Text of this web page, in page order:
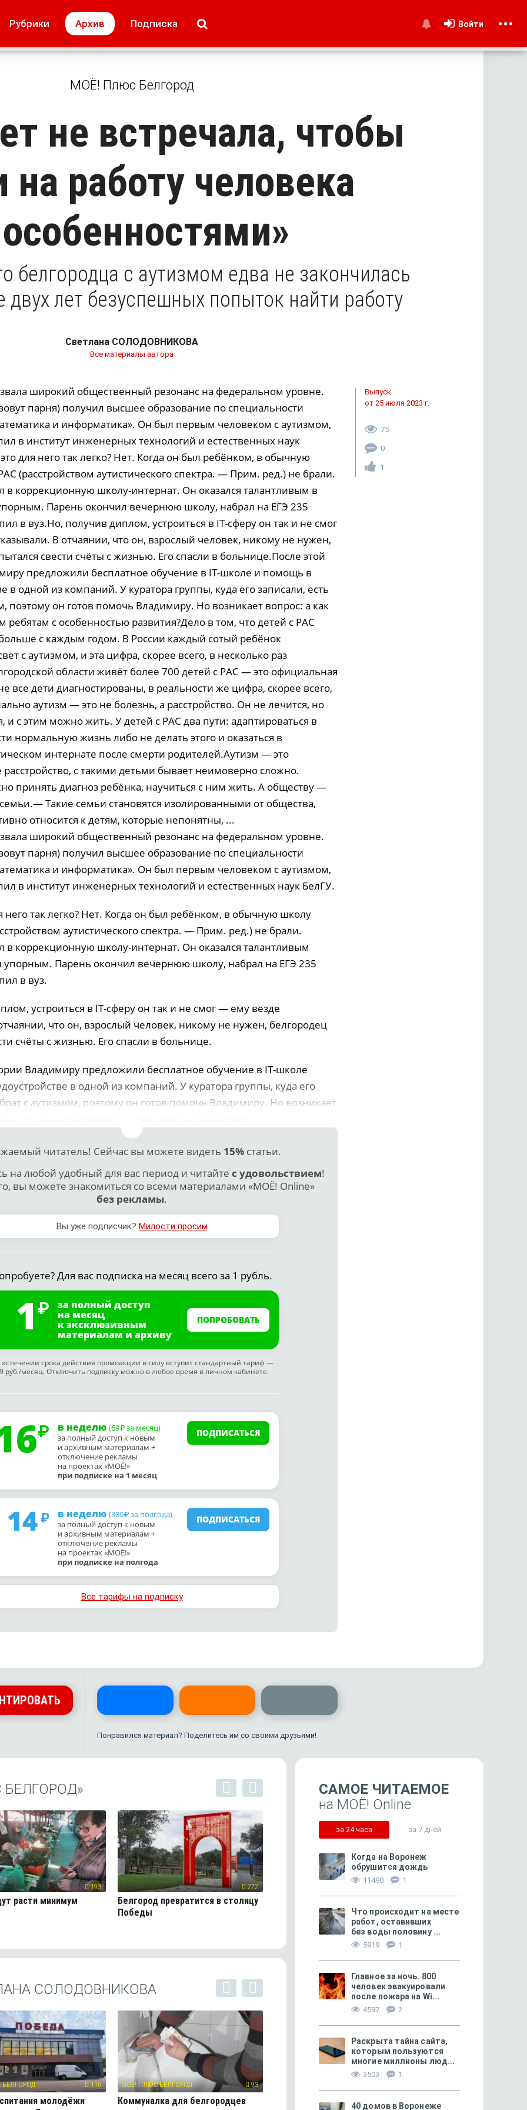
Рубрики Архив Подписка Войти
МОЁ! Плюс Липецк
Образование + карьера
Свадьба недели
МОЁ! Плюс Белгород
не встречала, чтобы
на работу человека
белгородца с аутизмом едва не закончилась
двух лет безуспешных попыток найти работу
Светлана СОЛОДОВНИКОВА
Все материалы автора
широкий общественный резонанс на федеральном уровне.
парня) получил высшее образование по специальности
и информатика». Он был первым человеком с аутизмом,
в институт инженерных технологий и естественных наук
для него так легко? Нет. Когда он был ребёнком, в обычную
(расстройством аутистического спектра. — Прим. ред.) не брали.
коррекционную школу-интернат. Он оказался талантливым в
Парень окончил вечернюю школу, набрал на ЕГЭ 235
в вуз.Но, получив диплом, устроиться в IT-сферу он так и не смог
В отчаянии, что он, взрослый человек, никому не нужен,
свести счёты с жизнью. Его спасли в больнице.После этой
предложили бесплатное обучение в IT-школе и помощь в
в одной из компаний. У куратора группы, куда его записали, есть
поэтому он готов помочь Владимиру. Но возникает вопрос: а как
ребятам с особенностью развития?Дело в том, что детей с РАС
с каждым годом. В России каждый сотый ребёнок
с аутизмом, и эта цифра, скорее всего, в несколько раз
области живёт более 700 детей с РАС — это официальная
все дети диагностированы, в реальности же цифра, скорее всего,
аутизм — это не болезнь, а расстройство. Он не лечится, но
и с этим можно жить. У детей с РАС два пути: адаптироваться в
нормальную жизнь либо не делать этого и оказаться в
интернате после смерти родителей.Аутизм — это
с такими детьми бывает неимоверно сложно.
принять диагноз ребёнка, научиться с ним жить. А обществу —
Такие семьи становятся изолированными от общества,
относится к детям, которые непонятны, ...
широкий общественный резонанс на федеральном уровне.
парня) получил высшее образование по специальности
и информатика». Он был первым человеком с аутизмом,
в институт инженерных технологий и естественных наук БелГУ.
него так легко? Нет. Когда он был ребёнком, в обычную школу
аутистического спектра. — Прим. ред.) не брали.
коррекционную школу-интернат. Он оказался талантливым
упорным. Парень окончил вечернюю школу, набрал на ЕГЭ 235
в вуз.
устроиться в IT-сферу он так и не смог — ему везде
что он, взрослый человек, никому не нужен, белгородец
счёты с жизнью. Его спасли в больнице.
Владимиру предложили бесплатное обучение в IT-школе
в одной из компаний. У куратора группы, куда его
с аутизмом, поэтому он готов помочь Владимиру. Но возникает
читатель! Сейчас вы можете видеть 15%статьи.
на любой удобный для вас период и читайте с удовольствием!
вы можете знакомиться со всеми материалами «МОЁ! Online»
без рекламы.
Вы уже подписчик? Милости просим
Для вас подписка на месяц всего за 1 рубль.
1 за полный доступ
на месяц
к эксклюзивным
материалам и архиву
ПОПРОБОВАТЬ
срока действия промоакции в силу вступит стандартный тариф —
руб./месяц. Отключить подписку можно в любое время в личном кабинете.
в неделю (69₽ за месяц)
за полный доступ к новым
и архивным материалам +
отключение рекламы
на проектах «МОЁ!»
при подписке на 1 месяц
ПОДПИСАТЬСЯ
14 в неделю (380₽ за полгода)
за полный доступ к новым
и архивным материалам +
отключение рекламы
на проектах «МОЁ!»
при подписке на полгода
ПОДПИСАТЬСЯ
Все тарифы на подписку
Выпуск
от 25 июля 2023 г.
75
0
1
Понравился материал? Поделитесь им со своими друзьями!
193
расти минимум
272
Белгород превратится в столицу
Победы
не повторить!»
СОЛОДОВНИКОВА
116
молодёжи
МОЁ! ПЛЮС БЕЛГОРОД 93
Коммуналка для белгородцев
«Готов искупить вину кровью!»
САМОЕ ЧИТАЕМОЕ
на МОЁ! Online
за 24 часа за 7 дней
Когда на Воронеж
обрушится дождь
11490 1
Что происходит на месте
работ, оставивших
без воды половину ...
5919 1
Главное за ночь. 800
человек эвакуировали
после пожара на Wi...
4597 2
Раскрыта тайна сайта,
которым пользуются
многие миллионы люд...
3503 1
40 домов в Воронеже